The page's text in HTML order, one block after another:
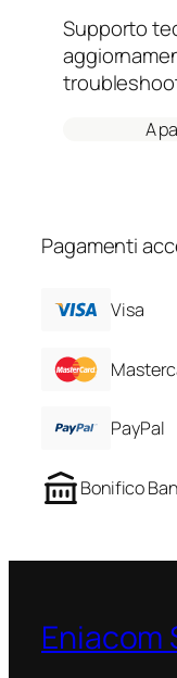
Supporto
A
Pagamenti
Visa
PayPal
Bonifico
Eniacom